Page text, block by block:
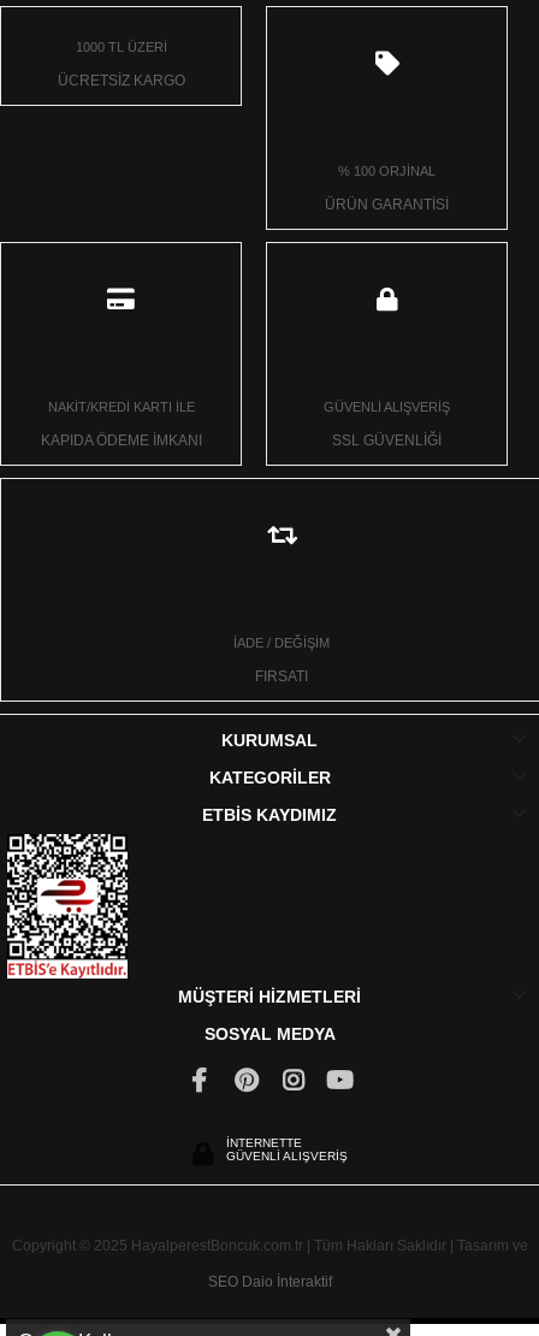
1000 TL ÜZERİ
ÜCRETSİZ KARGO
% 100 ORJİNAL
ÜRÜN GARANTİSİ
NAKİT/KREDİ KARTI İLE
KAPIDA ÖDEME İMKANI
GÜVENLİ ALIŞVERİŞ
SSL GÜVENLİĞİ
İADE / DEĞİŞİM
FIRSATI
KURUMSAL
KATEGORİLER
ETBİS KAYDIMIZ
MÜŞTERİ HİZMETLERİ
SOSYAL MEDYA
İNTERNETTE
GÜVENLİ ALIŞVERİŞ
Copyright © 2025 HayalperestBoncuk.com.tr | Tüm Hakları Saklıdır | Tasarım ve
SEO Daio İnteraktif